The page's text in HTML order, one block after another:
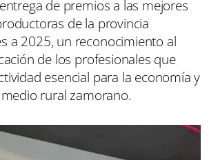
de premios a las mejores
de la provincia
a 2025, un reconocimiento al
de los profesionales que
esencial para la economía y
rural zamorano.